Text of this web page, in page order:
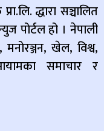
द्धारा सञ्चालित
पोर्टल हो । नेपाली
मनोरञ्जन, खेल, विश्व,
समाचार र